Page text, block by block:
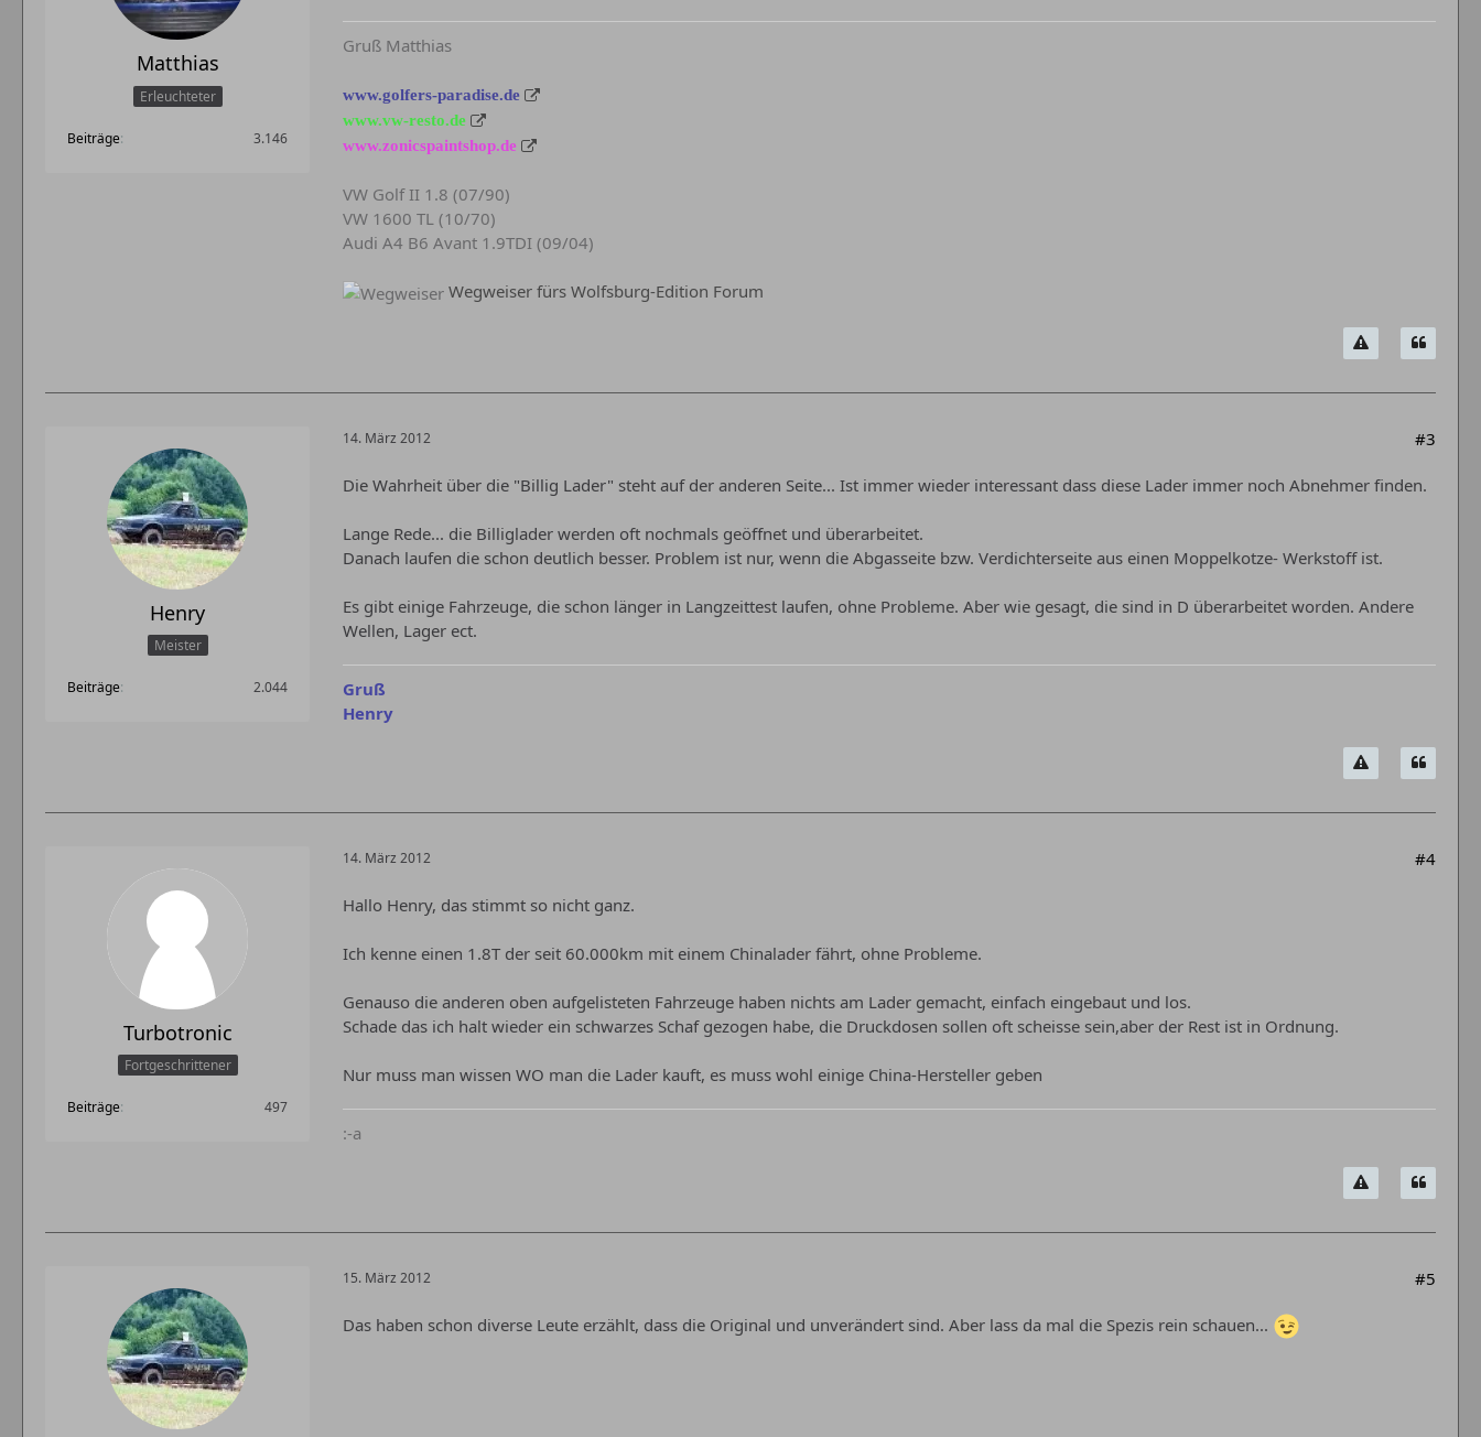
Matthias
Erleuchteter
Beiträge 3.146
Gruß Matthias
www.golfers-paradise.de
www.vw-resto.de
www.zonicspaintshop.de
VW Golf II 1.8 (07/90)
VW 1600 TL (10/70)
Audi A4 B6 Avant 1.9TDI (09/04)
Wegweiser fürs Wolfsburg-Edition Forum
Henry
Meister
Beiträge 2.044
14. März 2012 #3
Die Wahrheit über die "Billig Lader" steht auf der anderen Seite... Ist immer wieder interessant dass diese Lader immer noch Abnehmer finden.
Lange Rede... die Billiglader werden oft nochmals geöffnet und überarbeitet.
Danach laufen die schon deutlich besser. Problem ist nur, wenn die Abgasseite bzw. Verdichterseite aus einen Moppelkotze- Werkstoff ist.
Es gibt einige Fahrzeuge, die schon länger in Langzeittest laufen, ohne Probleme. Aber wie gesagt, die sind in D überarbeitet worden. Andere
Wellen, Lager ect.
Gruß
Henry
Turbotronic
Fortgeschrittener
Beiträge 497
14. März 2012 #4
Hallo Henry, das stimmt so nicht ganz.
Ich kenne einen 1.8T der seit 60.000km mit einem Chinalader fährt, ohne Probleme.
Genauso die anderen oben aufgelisteten Fahrzeuge haben nichts am Lader gemacht, einfach eingebaut und los.
Schade das ich halt wieder ein schwarzes Schaf gezogen habe, die Druckdosen sollen oft scheisse sein,aber der Rest ist in Ordnung.
Nur muss man wissen WO man die Lader kauft, es muss wohl einige China-Hersteller geben
:-a
15. März 2012 #5
Das haben schon diverse Leute erzählt, dass die Original und unverändert sind. Aber lass da mal die Spezis rein schauen...